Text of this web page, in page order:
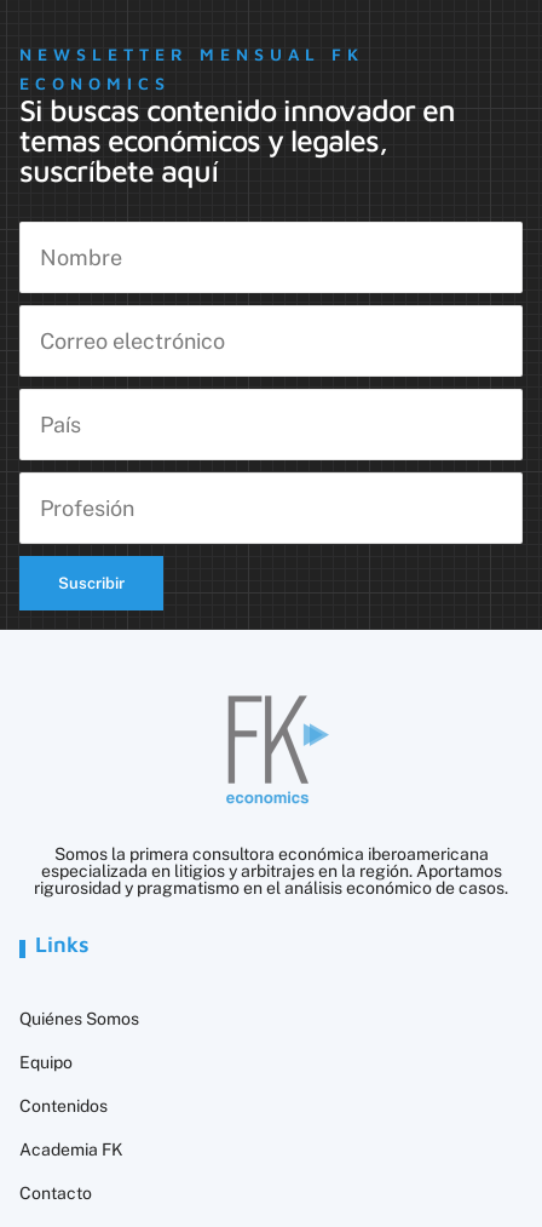
NEWSLETTER MENSUAL FK
ECONOMICS
Si buscas contenido innovador en
temas económicos y legales,
suscríbete aquí
Suscribir
Somos la primera consultora económica iberoamericana
especializada en litigios y arbitrajes en la región. Aportamos
rigurosidad y pragmatismo en el análisis económico de casos.
Links
Quiénes Somos
Equipo
Contenidos
Academia FK
Contacto